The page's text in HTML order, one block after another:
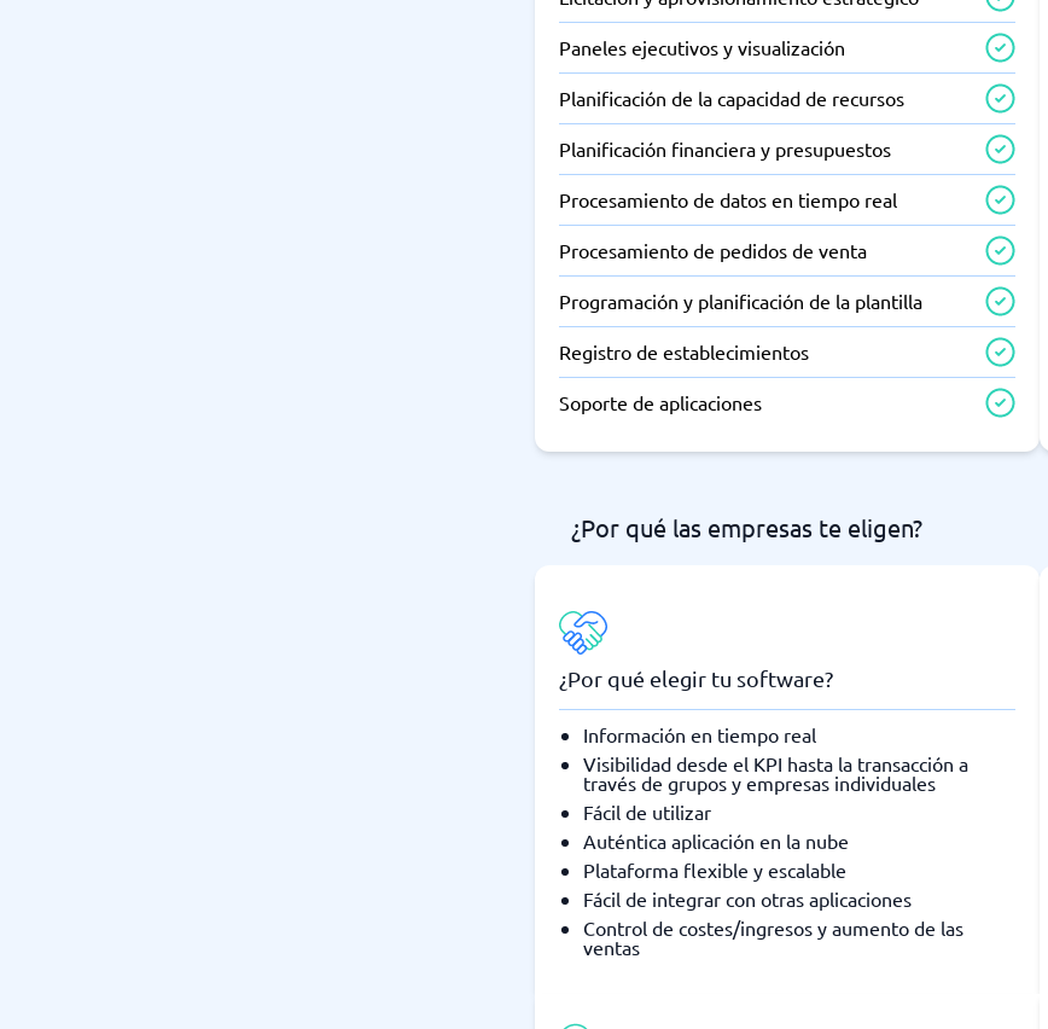
Paneles ejecutivos y visualización
Planificación de la capacidad de recursos
Planificación financiera y presupuestos
Procesamiento de datos en tiempo real
Procesamiento de pedidos de venta
Programación y planificación de la plantilla
Registro de establecimientos
Soporte de aplicaciones
¿Por qué las empresas te eligen?
¿Por qué elegir tu software?
Información en tiempo real
Visibilidad desde el KPI hasta la transacción a
través de grupos y empresas individuales
Fácil de utilizar
Auténtica aplicación en la nube
Plataforma flexible y escalable
Fácil de integrar con otras aplicaciones
Control de costes/ingresos y aumento de las
ventas